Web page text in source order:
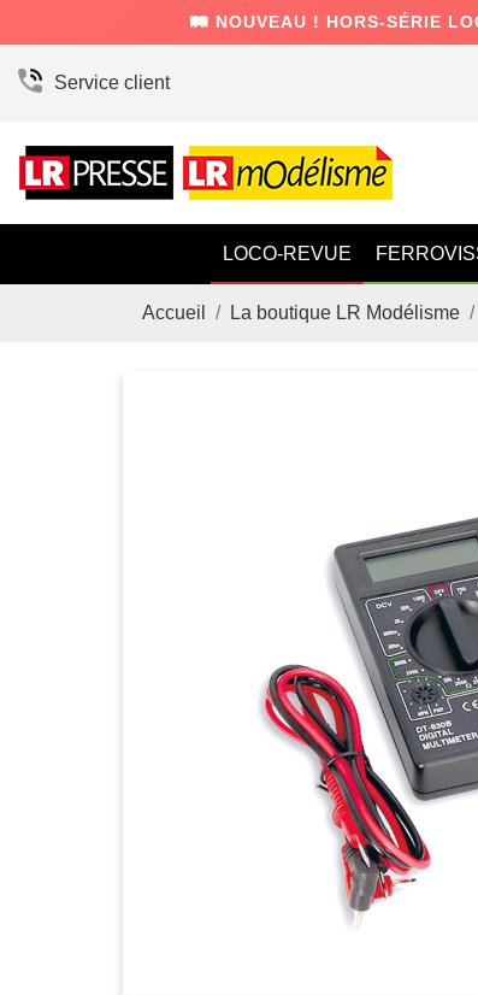
🛤️ NOUVEAU ! HORS-SÉRIE
Service client
LOCO-REVUE
Accueil La boutique LR Modélisme